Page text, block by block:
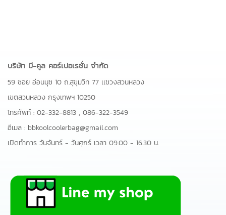
บริษัท บี-คูล คอร์เปอเรชั่น จำกัด
59 ซอย อ่อนนุช 10 ถ.สุขุมวิท 77 เเขวงสวนหลวง
เขตสวนหลวง กรุงเทพฯ 10250
โทรศัพท์ : 02-332-8813 , 086-322-3549
อีเมล : bbkoolcoolerbag@gmail.com
เปิดทำการ วันจันทร์ - วันศุกร์ เวลา 09.00 - 16.30 น.